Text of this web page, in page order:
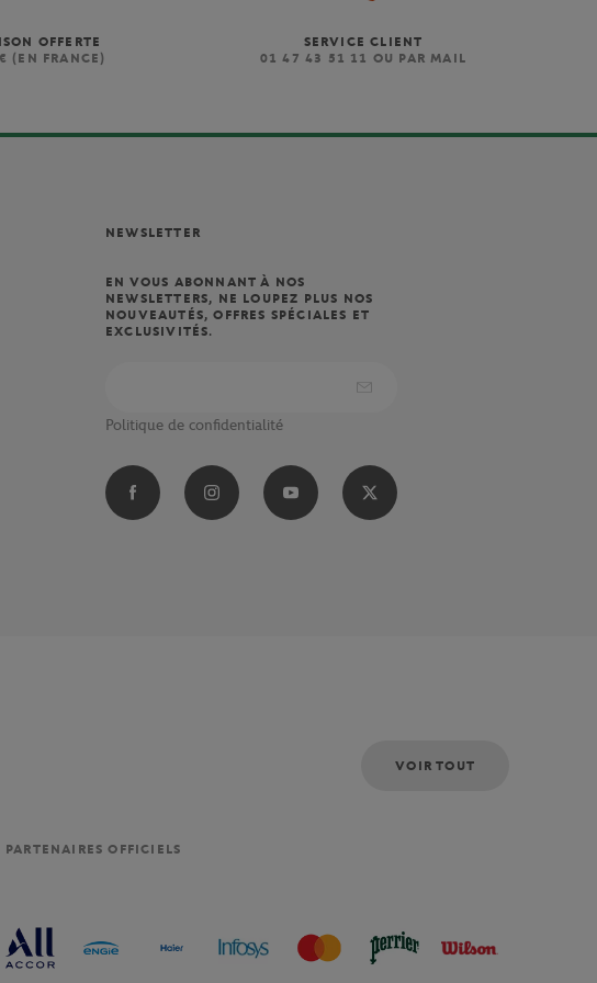
OFFERTE
(EN FRANCE)
SERVICE CLIENT
01 47 43 51 11 OU PAR MAIL
NEWSLETTER
EN VOUS ABONNANT À NOS
NEWSLETTERS, NE LOUPEZ PLUS NOS
NOUVEAUTÉS, OFFRES SPÉCIALES ET
EXCLUSIVITÉS.
Politique de confidentialité
VOIR TOUT
PARTENAIRES OFFICIELS